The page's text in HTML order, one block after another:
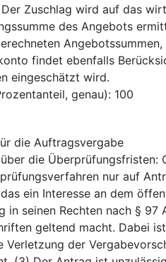
Der Zuschlag wird auf das
des Angebots
findet ebenfalls
eingeschätzt wird.
genau): 100
die Auftragsvergabe
die Überprüfungsfristen:
nur auf
ein Interesse an dem
in seinen Rechten nach §
geltend macht. Dabei
Verletzung der